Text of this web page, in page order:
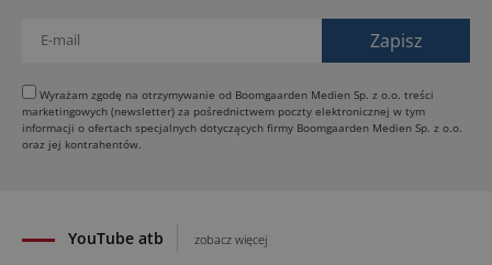
31.07.2026
SCHWING DynaRig ułatwia pracę na ciasnych
budowach
30.07.2026
Dynapac Z.ERA: elektryczne maszyny i mniej emisji
YouTube atb zobacz więcej
Wyrażam zgodę na otrzymywanie od Boomgaarden Medien Sp. z o.o. treści
marketingowych (newsletter) za pośrednictwem poczty elektronicznej w tym
informacji o ofertach specjalnych dotyczących firmy Boomgaarden Medien Sp. z o.o.
oraz jej kontrahentów.